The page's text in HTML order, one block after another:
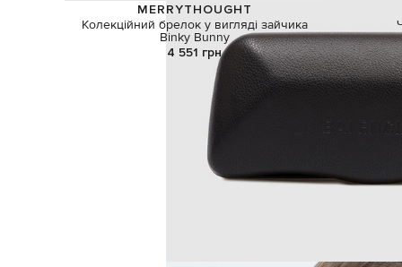
MERRYTHOUGHT
Колекційний брелок у вигляді зайчика
Binky Bunny
4 551 грн